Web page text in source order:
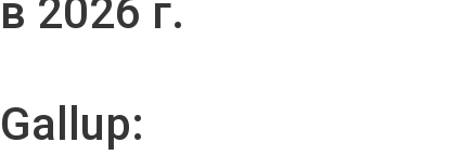
в 2026 г.
Gallup: